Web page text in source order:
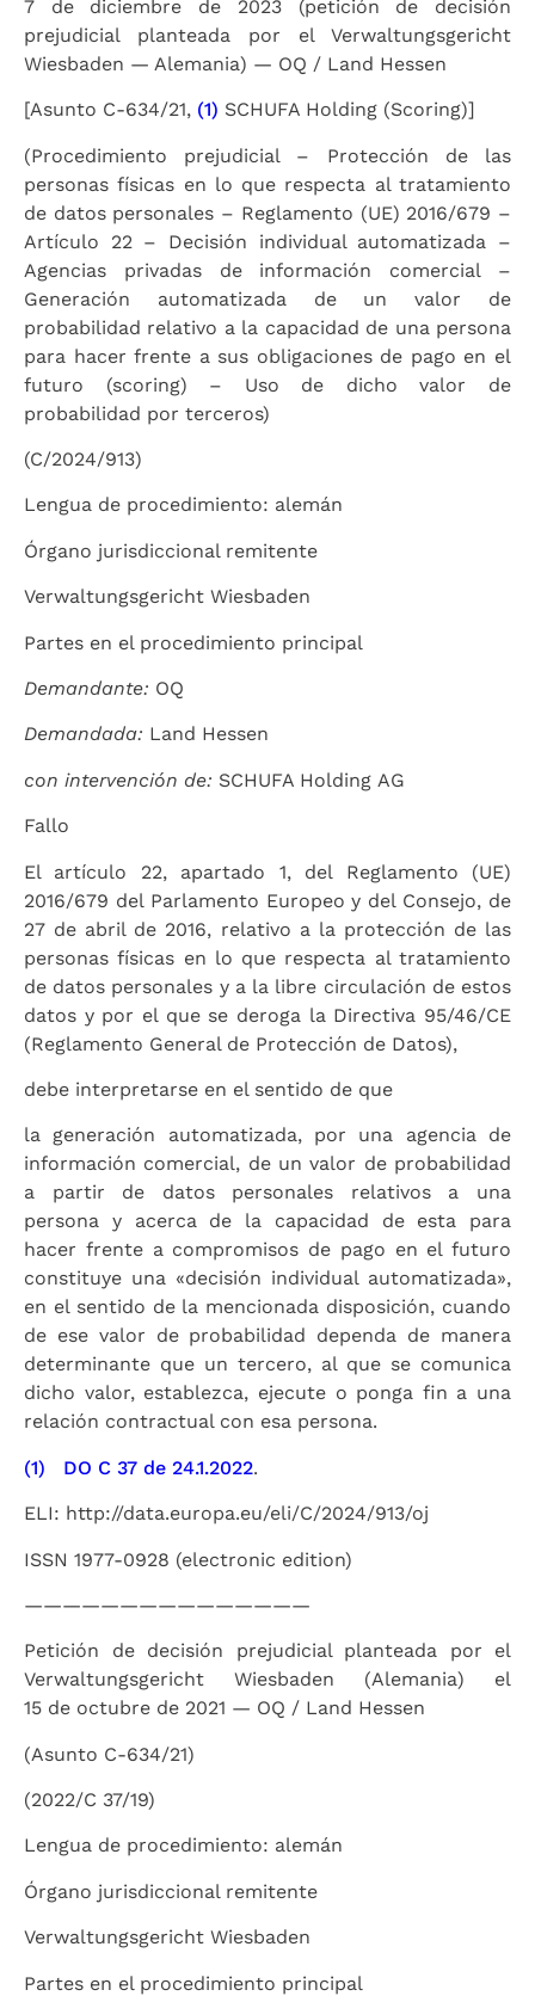
7 de diciembre de 2023 (petición de decisión
prejudicial planteada por el Verwaltungsgericht
Wiesbaden — Alemania) — OQ / Land Hessen
[Asunto C-634/21, (1) SCHUFA Holding (Scoring)]
(Procedimiento prejudicial – Protección de las
personas físicas en lo que respecta al tratamiento
de datos personales – Reglamento (UE) 2016/679 –
Artículo 22 – Decisión individual automatizada –
Agencias privadas de información comercial –
Generación automatizada de un valor de
probabilidad relativo a la capacidad de una persona
para hacer frente a sus obligaciones de pago en el
futuro (scoring) – Uso de dicho valor de
probabilidad por terceros)
(C/2024/913)
Lengua de procedimiento: alemán
Órgano jurisdiccional remitente
Verwaltungsgericht Wiesbaden
Partes en el procedimiento principal
Demandante: OQ
Demandada: Land Hessen
con intervención de: SCHUFA Holding AG
Fallo
El artículo 22, apartado 1, del Reglamento (UE)
2016/679 del Parlamento Europeo y del Consejo, de
27 de abril de 2016, relativo a la protección de las
personas físicas en lo que respecta al tratamiento
de datos personales y a la libre circulación de estos
datos y por el que se deroga la Directiva 95/46/CE
(Reglamento General de Protección de Datos),
debe interpretarse en el sentido de que
la generación automatizada, por una agencia de
información comercial, de un valor de probabilidad
a partir de datos personales relativos a una
persona y acerca de la capacidad de esta para
hacer frente a compromisos de pago en el futuro
constituye una «decisión individual automatizada»,
en el sentido de la mencionada disposición, cuando
de ese valor de probabilidad dependa de manera
determinante que un tercero, al que se comunica
dicho valor, establezca, ejecute o ponga fin a una
relación contractual con esa persona.
(1) DO C 37 de 24.1.2022.
ELI: http://data.europa.eu/eli/C/2024/913/oj
ISSN 1977-0928 (electronic edition)
———————————————
Petición de decisión prejudicial planteada por el
Verwaltungsgericht Wiesbaden (Alemania) el
15 de octubre de 2021 — OQ / Land Hessen
(Asunto C-634/21)
(2022/C 37/19)
Lengua de procedimiento: alemán
Órgano jurisdiccional remitente
Verwaltungsgericht Wiesbaden
Partes en el procedimiento principal